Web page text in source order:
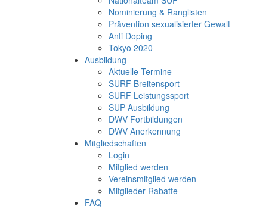
Nominierung & Ranglisten
Prävention sexualisierter Gewalt
Anti Doping
Tokyo 2020
Ausbildung
Aktuelle Termine
SURF Breitensport
SURF Leistungssport
SUP Ausbildung
DWV Fortbildungen
DWV Anerkennung
Mitgliedschaften
Login
Mitglied werden
Vereinsmitglied werden
Mitglieder-Rabatte
FAQ